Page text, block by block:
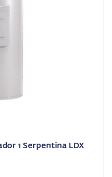
1 Serpentina LDX